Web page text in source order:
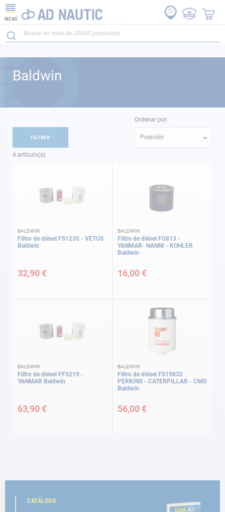
MENÚ
Baldwin
4 artículo(s)
Ordenar por:
Posición
BALDWIN
Filtro de diésel FS1235 - VETUS
Baldwin
32,90 €
BALDWIN
Filtro de diésel FG813 -
YANMAR- NANNI - KOHLER
Baldwin
16,00 €
BALDWIN
Filtro de diésel FF5219 -
YANMAR Baldwin
63,90 €
BALDWIN
Filtro de diésel FS19832
PERKINS - CATERPILLAR - CMD
Baldwin
56,00 €
FILTRER
CATÁLOGO